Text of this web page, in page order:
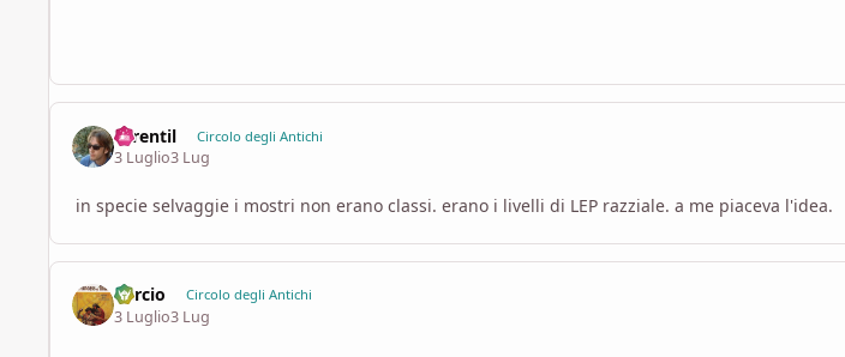
Terentil Circolo degli Antichi
3 Luglio3 Lug
in specie selvaggie i mostri non erano classi. erano i livelli di LEP razziale. a me piaceva l'idea.
Percio Circolo degli Antichi
3 Luglio3 Lug